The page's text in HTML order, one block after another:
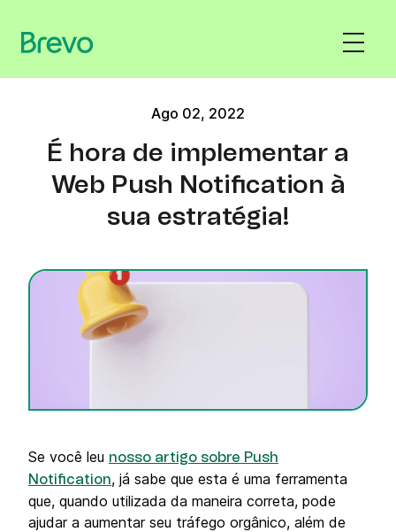
Ago 02, 2022
É hora de implementar a
Web Push Notification à
sua estratégia!
Se você leu nosso artigo sobre Push
Notification, já sabe que esta é uma ferramenta
que, quando utilizada da maneira correta, pode
ajudar a aumentar seu tráfego orgânico, além de